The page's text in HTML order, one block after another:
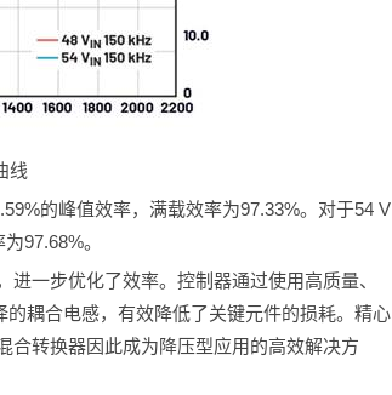
线
的峰值效率，满载效率为97.33%。对于54 V
97.68%。
一步优化了效率。控制器通过使用高质量、
耦合电感，有效降低了关键元件的损耗。精心
合转换器因此成为降压型应用的高效解决方